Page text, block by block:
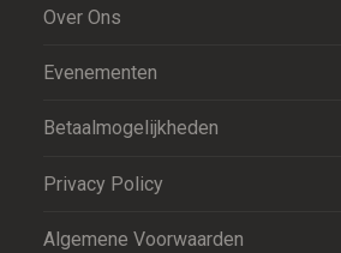
Over Ons
Evenementen
Betaalmogelijkheden
Privacy Policy
Algemene Voorwaarden